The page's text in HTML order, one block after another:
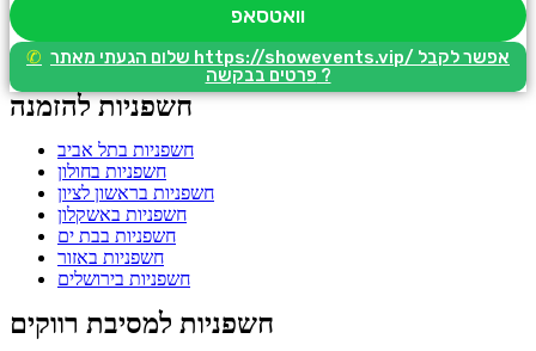
וואטסאפ
שלום הגעתי מאתר https://showevents.vip/ אפשר לקבל
פרטים בבקשה ?
חשפניות להזמנה
חשפניות בתל אביב
חשפניות בחולון
חשפניות בראשון לציון
חשפניות באשקלון
חשפניות בבת ים
חשפניות באזור
חשפניות בירושלים
חשפניות למסיבת רווקים